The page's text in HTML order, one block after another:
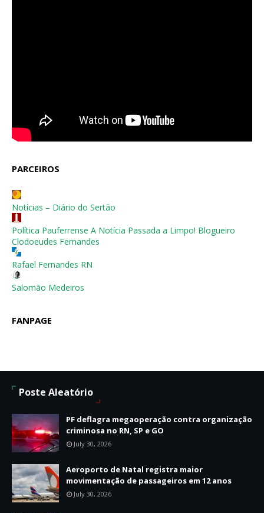
PARCEIROS
Notícias – Diário do Sertão
Política Pauferrense A Notícia Passada a Limpo! Blogueiro
Clodoeudes Fernandes
Rafael Fernandes RN
Salomão Medeiros
FANPAGE
Poste Aleatório
PF deflagra megaoperação contra organização
criminosa no RN, SP e GO
July 30, 2026
Aeroporto de Natal registra maior
movimentação de passageiros em 12 anos
July 30, 2026